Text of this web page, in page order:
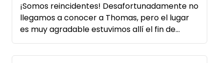
¡Somos reincidentes! Desafortunadamente no
llegamos a conocer a Thomas, pero el lugar
es muy agradable estuvimos allí el fin de
semana y era tan agradable y tranquilo.
Gracias por este lugar nos encantaría volver.